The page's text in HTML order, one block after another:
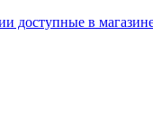
доступные в